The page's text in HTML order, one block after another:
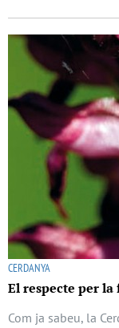
CERDANYA
El respecte per
Com ja sabeu, la